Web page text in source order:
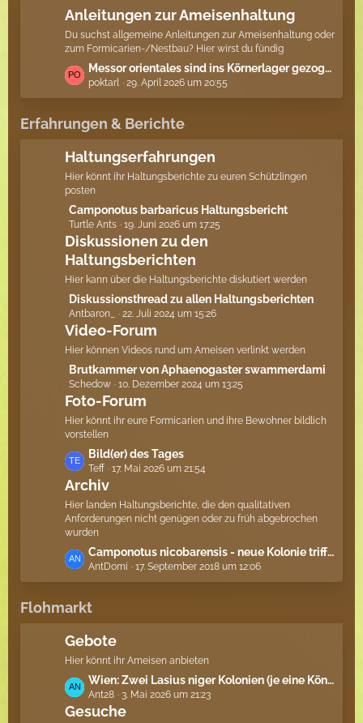
ä
g
e
e
B
e
i
t
g
e
Anleitungen zur Ameisenhaltung
Du suchst allgemeine Anleitungen zur Ameisenhaltung oder
zum Formicarien-/Nestbau? Hier wirst du fündig
L
e
t
t
e
B
e
i
ä
g
e
Messor orientales sind ins Körnerlager gezogen und nicht ins Nest
poktarl 29. April 2026 um 20:55
Erfahrungen & Berichte
Haltungserfahrungen
Hier könnt ihr Haltungsberichte zu euren Schützlingen
posten
L
t
z
t
B
e
t
ä
g
e
Camponotus barbaricus Haltungsbericht
Turtle Ants 19. Juni 2026 um 17:25
Diskussionen zu den
Haltungsberichten
Hier kann über die Haltungsberichte diskutiert werden
e
t
z
e
B
r
ä
g
e
Diskussionsthread zu allen Haltungsberichten
Antbaron_ 22. Juli 2024 um 15:26
Video-Forum
Hier können Videos rund um Ameisen verlinkt werden
e
t
z
t
e
B
e
i
t
r
ä
g
e
Brutkammer von Aphaenogaster swammerdami
Schedow 10. Dezember 2024 um 13:25
Foto-Forum
Hier könnt ihr eure Formicarien und ihre Bewohner bildlich
vorstellen
L
e
t
z
t
e
B
e
i
r
g
e
Bild(er) des Tages
Teff 17. Mai 2026 um 21:54
Archiv
Hier landen Haltungsberichte, die den qualitativen
Anforderungen nicht genügen oder zu früh abgebrochen
wurden
L
e
t
t
e
B
e
i
t
r
Camponotus nicobarensis - neue Kolonie trifft fremde, gründende Königin
AntDomi 17. September 2018 um 12:06
Flohmarkt
Gebote
Hier könnt ihr Ameisen anbieten
L
e
t
Wien: Zwei Lasius niger Kolonien (je eine Königing mit 10 bis 20 Arbeiterinnen) zu verschenken
Ant28 3. Mai 2026 um 21:23
Gesuche